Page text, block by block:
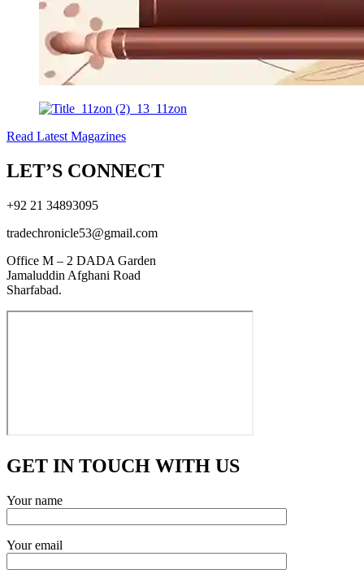
Read Latest Magazines
LET’S CONNECT
+92 21 34893095
tradechronicle53@gmail.com
Office M – 2 DADA Garden
Jamaluddin Afghani Road
Sharfabad.
GET IN TOUCH WITH US
Your name
Your email